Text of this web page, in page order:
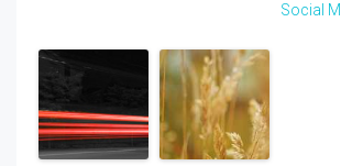
Social